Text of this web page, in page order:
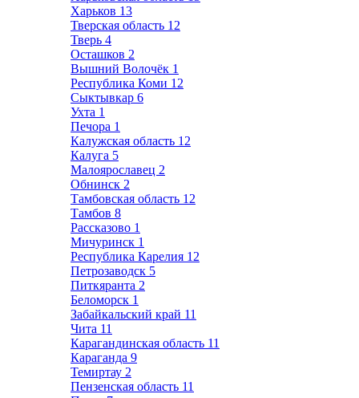
Харьков 13
Тверская область 12
Тверь 4
Осташков 2
Вышний Волочёк 1
Республика Коми 12
Сыктывкар 6
Ухта 1
Печора 1
Калужская область 12
Калуга 5
Малоярославец 2
Обнинск 2
Тамбовская область 12
Тамбов 8
Рассказово 1
Мичуринск 1
Республика Карелия 12
Петрозаводск 5
Питкяранта 2
Беломорск 1
Забайкальский край 11
Чита 11
Карагандинская область 11
Караганда 9
Темиртау 2
Пензенская область 11